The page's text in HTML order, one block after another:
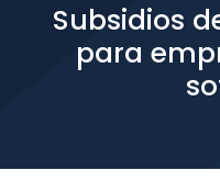
Subsidios
para